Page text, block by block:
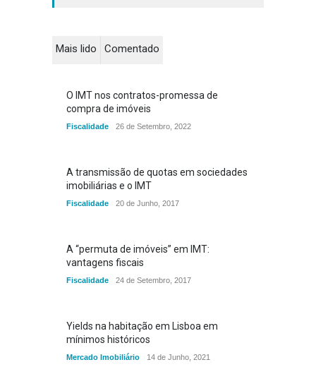
Mais lido Comentado
O IMT nos contratos-promessa de
compra de imóveis
Fiscalidade 26 de Setembro, 2022
A transmissão de quotas em sociedades
imobiliárias e o IMT
Fiscalidade 20 de Junho, 2017
A “permuta de imóveis” em IMT:
vantagens fiscais
Fiscalidade 24 de Setembro, 2017
Yields na habitação em Lisboa em
mínimos históricos
Mercado Imobiliário 14 de Junho, 2021